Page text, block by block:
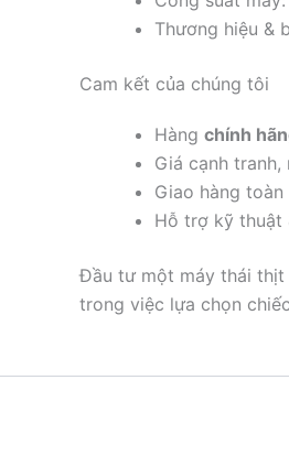
Thương hiệu &
Cam kết của chúng tôi
Hàng chính
Giá cạnh tranh,
Giao hàng toàn
Hỗ trợ kỹ thuật
Đầu tư một máy thái thịt
trong việc lựa chọn